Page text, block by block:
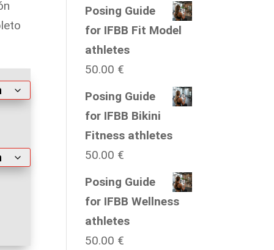
Posing Guide
for IFBB Fit Model
athletes
50.00 €
Posing Guide
for IFBB Bikini
Fitness athletes
50.00 €
Posing Guide
for IFBB Wellness
athletes
50.00 €